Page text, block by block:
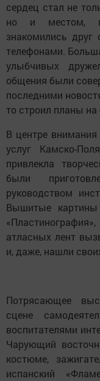
сердец стал не
но и местом,
знакомились друг
телефонами.
улыбчивых
общения были
последними
то строил планы на
В центре
услуг Камско-
привлекла
были
руководством
Вышитые
атласных лент
и, даже, нашли
Потрясающее
сцене
воспитателями
Чарующий
костюме,
испанский